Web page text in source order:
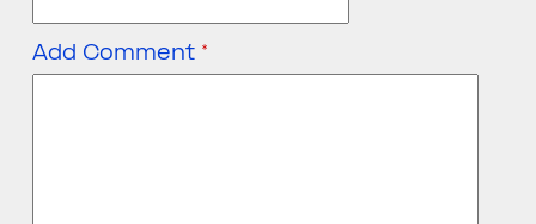
Add Comment*